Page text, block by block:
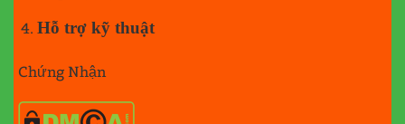
Hỗ trợ kỹ thuật
Chứng Nhận